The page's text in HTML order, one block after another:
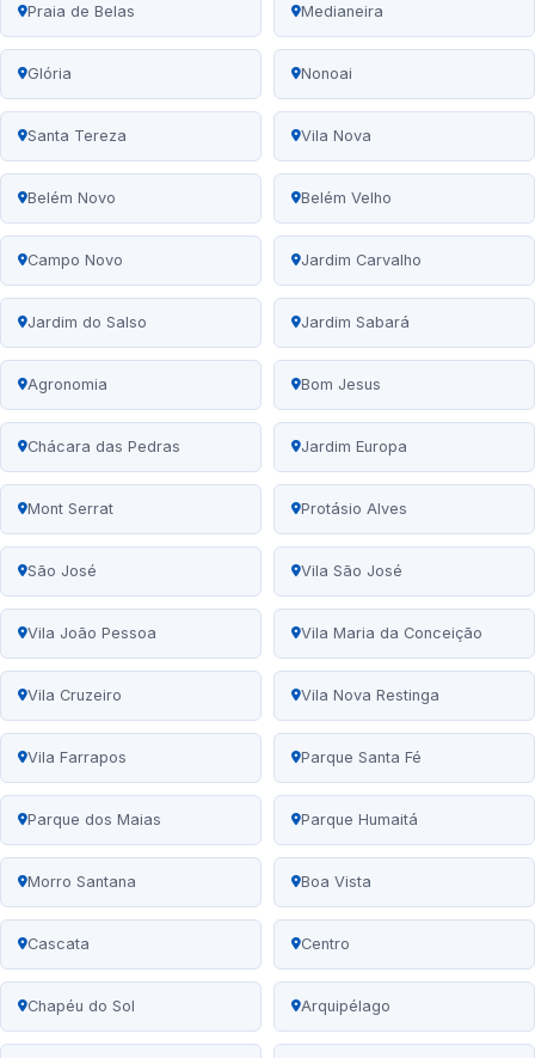
Praia de Belas Medianeira
Glória Nonoai
Santa Tereza Vila Nova
Belém Novo Belém Velho
Campo Novo Jardim Carvalho
Jardim do Salso Jardim Sabará
Agronomia Bom Jesus
Chácara das Pedras Jardim Europa
Mont Serrat Protásio Alves
São José Vila São José
Vila João Pessoa Vila Maria da Conceição
Vila Cruzeiro Vila Nova Restinga
Vila Farrapos Parque Santa Fé
Parque dos Maias Parque Humaitá
Morro Santana Boa Vista
Cascata Centro
Chapéu do Sol Arquipélago